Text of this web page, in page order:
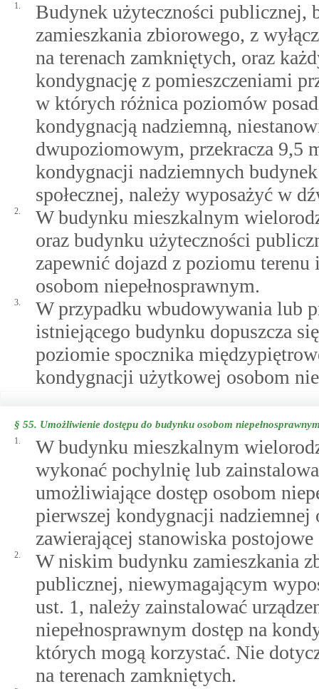
1.
Budynek użyteczności publicznej,
zamieszkania zbiorowego, z
na terenach zamkniętych, oraz
kondygnację z pomieszczeniami
w których różnica poziomów
kondygnacją nadziemną,
dwupoziomowym, przekracza 9,5
kondygnacji nadziemnych
społecznej, należy wyposażyć w
2.
W budynku mieszkalnym
oraz budynku użyteczności
zapewnić dojazd z poziomu
osobom niepełnosprawnym.
3.
W przypadku wbudowywania lub
istniejącego budynku dopuszcza
poziomie spocznika
kondygnacji użytkowej osobom
§ 55. Umożliwienie dostępu do budynku osobom
1.
W budynku mieszkalnym
wykonać pochylnię lub
umożliwiające dostęp osobom
pierwszej kondygnacji
zawierającej stanowiska
2.
W niskim budynku zamieszkania
publicznej, niewymagającym
ust. 1, należy zainstalować
niepełnosprawnym dostęp na
których mogą korzystać. Nie
na terenach zamkniętych.